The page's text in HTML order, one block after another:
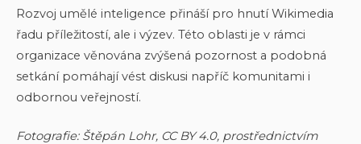
Rozvoj umělé inteligence přináší pro hnutí Wikimedia
řadu příležitostí, ale i výzev. Této oblasti je v rámci
organizace věnována zvýšená pozornost a podobná
setkání pomáhají vést diskusi napříč komunitami i
odbornou veřejností.
Fotografie: Štěpán Lohr, CC BY 4.0, prostřednictvím